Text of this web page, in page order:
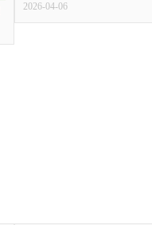
2026-04-06